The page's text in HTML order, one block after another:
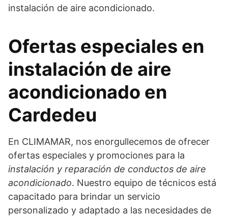
instalación de aire acondicionado.
Ofertas especiales en
instalación de aire
acondicionado en
Cardedeu
En CLIMAMAR, nos enorgullecemos de ofrecer
ofertas especiales y promociones para la
instalación y reparación de conductos de aire
acondicionado. Nuestro equipo de técnicos está
capacitado para brindar un servicio
personalizado y adaptado a las necesidades de